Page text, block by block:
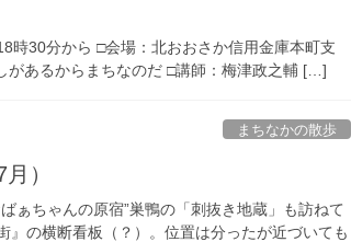
時30分から □会場：北おおさか信用金庫本町支
あるからまちなのだ □講師：梅津政之輔 […]
まちなかの散歩
）
ぁちゃんの原宿”巣鴨の「刺抜き地蔵」も訪ねて
の横断看板（？）。位置は分ったが近づいても